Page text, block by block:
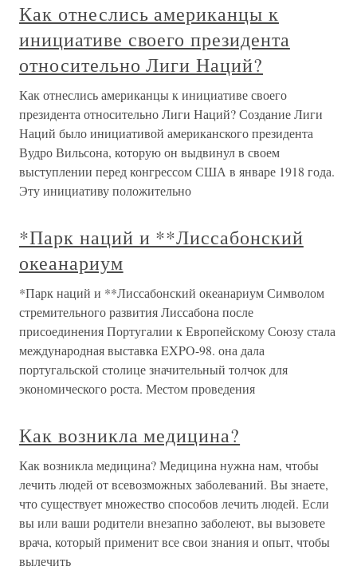
Как отнеслись американцы к
инициативе своего президента
относительно Лиги Наций?
Как отнеслись американцы к инициативе своего
президента относительно Лиги Наций? Создание Лиги
Наций было инициативой американского президента
Вудро Вильсона, которую он выдвинул в своем
выступлении перед конгрессом США в январе 1918 года.
Эту инициативу положительно
*Парк наций и **Лиссабонский
океанариум
*Парк наций и **Лиссабонский океанариум Символом
стремительного развития Лиссабона после
присоединения Португалии к Европейскому Союзу стала
международная выставка EXPO-98. она дала
португальской столице значительный толчок для
экономического роста. Местом проведения
Как возникла медицина?
Как возникла медицина? Медицина нужна нам, чтобы
лечить людей от всевозможных заболеваний. Вы знаете,
что существует множество способов лечить людей. Если
вы или ваши родители внезапно заболеют, вы вызовете
врача, который применит все свои знания и опыт, чтобы
вылечить